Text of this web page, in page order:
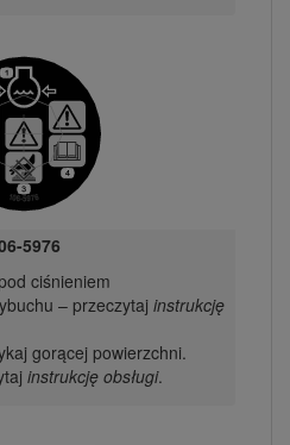
5976
ciśnieniem
– przeczytaj instrukcję
gorącej powierzchni.
instrukcję obsługi.